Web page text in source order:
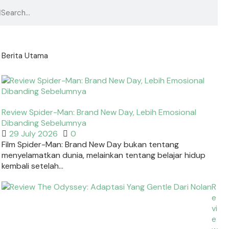
Berita Utama
Review Spider-Man: Brand New Day, Lebih Emosional
Dibanding Sebelumnya
29 July 2026
0
Film Spider-Man: Brand New Day bukan tentang
menyelamatkan dunia, melainkan tentang belajar hidup
kembali setelah...
R
e
vi
e